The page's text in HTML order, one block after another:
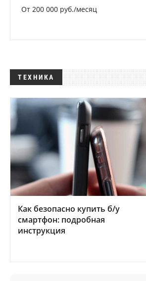
От 200 000 руб./месяц
ТЕХНИКА
Как безопасно купить б/у
смартфон: подробная
инструкция